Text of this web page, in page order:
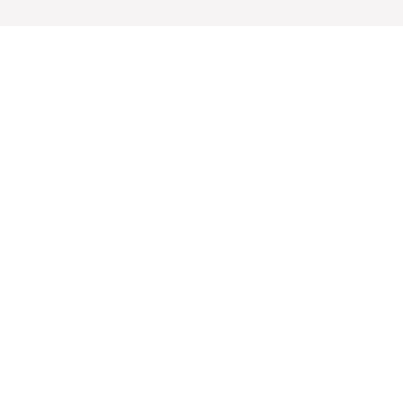
DES PRODUITS INCONTOURNABLES EN MAROQUINERIE
LA MODE